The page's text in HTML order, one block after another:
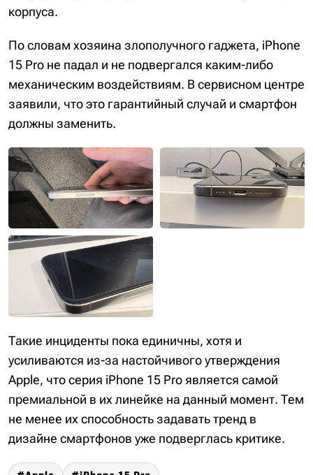
корпуса.
По словам хозяина злополучного гаджета, iPhone
15 Pro не падал и не подвергался каким-либо
механическим воздействиям. В сервисном центре
заявили, что это гарантийный случай и смартфон
должны заменить.
Такие инциденты пока единичны, хотя и
усиливаются из-за настойчивого утверждения
Apple, что серия iPhone 15 Pro является самой
премиальной в их линейке на данный момент. Тем
не менее их способность задавать тренд в
дизайне смартфонов уже подверглась критике.